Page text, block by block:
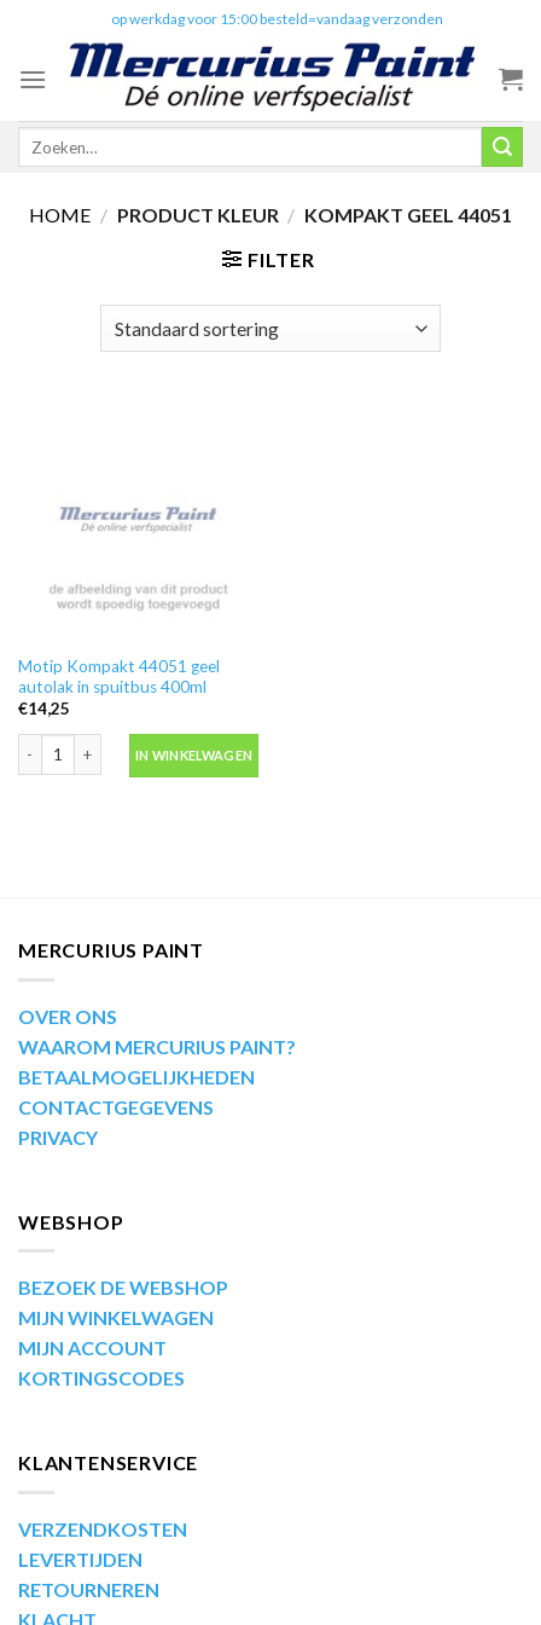
content
op werkdag voor 15:00 besteld=vandaag verzonden
Zoeken
HOME / PRODUCT KLEUR / KOMPAKT GEEL 44051
FILTER
Motip Kompakt 44051 geel
autolak in spuitbus 400ml
€14,25
IN WINKELWAGEN
MERCURIUS PAINT
OVER ONS
WAAROM MERCURIUS PAINT?
BETAALMOGELIJKHEDEN
CONTACTGEGEVENS
PRIVACY
WEBSHOP
BEZOEK DE WEBSHOP
MIJN WINKELWAGEN
MIJN ACCOUNT
KORTINGSCODES
KLANTENSERVICE
VERZENDKOSTEN
LEVERTIJDEN
RETOURNEREN
KLACHT